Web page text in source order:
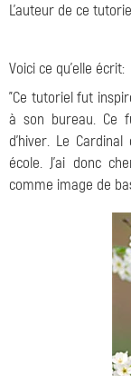
L'auteur de ce
Voici ce qu’elle écrit:
"Ce tutoriel fut
à son bureau. Ce
d'hiver. Le
école. J’ai donc
comme image de